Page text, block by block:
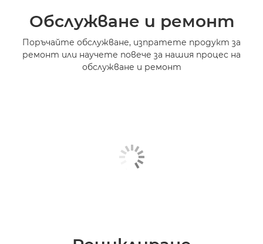
Обслужване и ремонт
Поръчайте обслужване, изпратете продукт за
ремонт или научете повече за нашия процес на
обслужване и ремонт